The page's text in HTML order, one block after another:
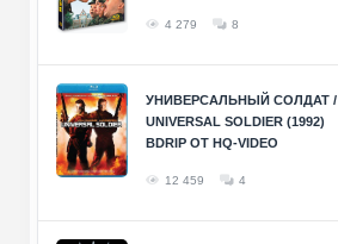
4 279 8
УНИВЕРСАЛЬНЫЙ СОЛДАТ /
UNIVERSAL SOLDIER (1992)
BDRIP ОТ HQ-VIDEO
12 459 4